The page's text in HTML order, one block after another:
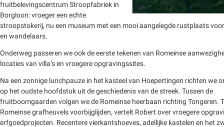
fruitbelevingscentrum Stroopfabriek in
Borgloon: vroeger een echte
stroopstokerij, nu een museum met een mooi aangelegde rustplaats
en wandelaars.
Onderweg passeren we ook de eerste tekenen van Romeinse
locaties van villa’s en vroegere opgravingssites.
Na een zonnige lunchpauze in het kasteel van Hoepertingen richten we
op het oudste hoofdstuk uit de geschiedenis van de streek. Tussen de
fruitboomgaarden volgen we de Romeinse heerbaan richting Tongeren.
Romeinse grafheuvels voorbijglijden, vertelt Robert over vroegere
erfgoedprojecten. Recentere vierkantshoeves, adellijke kastelen en het